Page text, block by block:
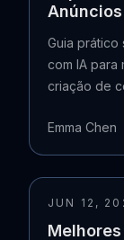
Guia
com IA para
criação de
Emma Chen
JUN 12,